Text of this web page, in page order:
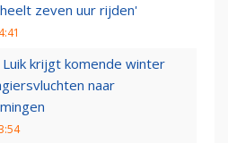
zeven uur rijden'
Luik krijgt komende winter
naar